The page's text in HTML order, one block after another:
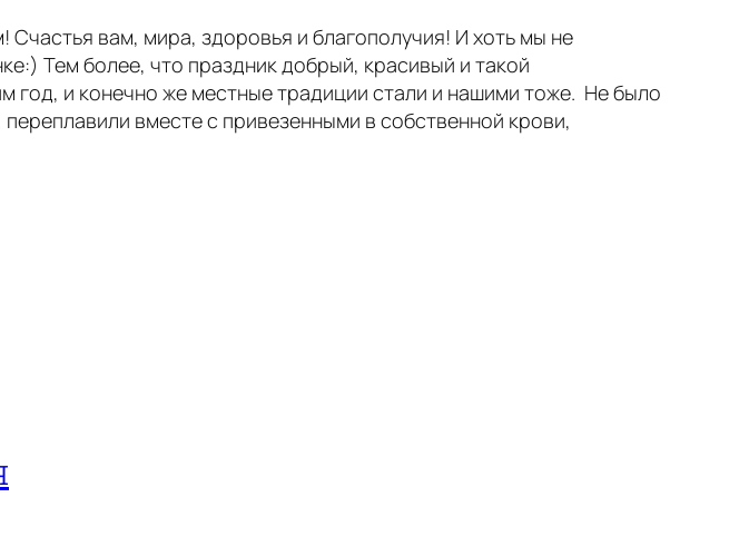
вам, мира, здоровья и благополучия! И хоть мы не
Тем более, что праздник добрый, красивый и такой
и конечно же местные традиции стали и нашими тоже. Не было
вместе с привезенными в собственной крови,